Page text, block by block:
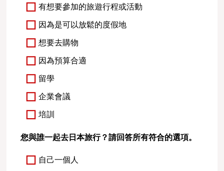
有想要參加的旅遊行程或活動
因為是可以放鬆的度假地
想要去購物
因為預算合適
留學
企業會議
培訓
您與誰一起去日本旅行？請回答所有符合的選項。
自己一個人